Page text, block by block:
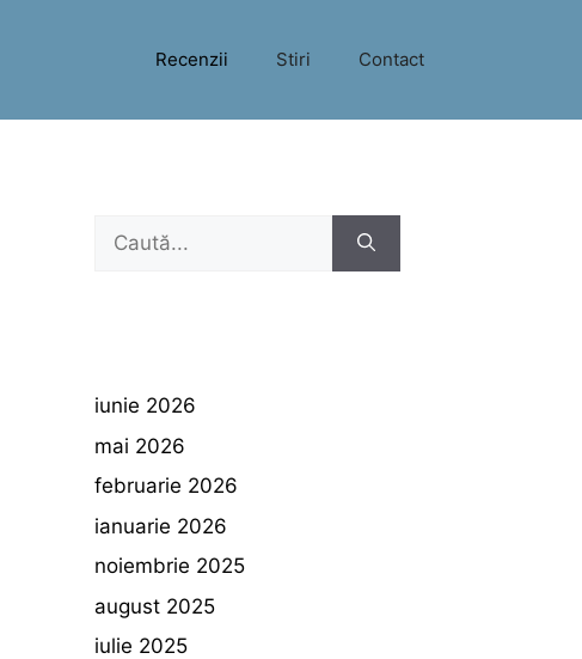
Recenzii Stiri Contact
Caută
iunie 2026
mai 2026
februarie 2026
ianuarie 2026
noiembrie 2025
august 2025
iulie 2025